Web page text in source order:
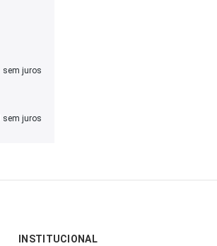
sem juros
sem juros
INSTITUCIONAL